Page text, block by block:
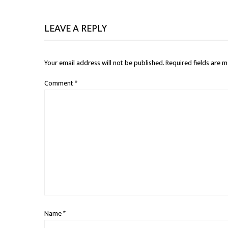
LEAVE A REPLY
Your email address will not be published.Required fields are
Comment*
Name*